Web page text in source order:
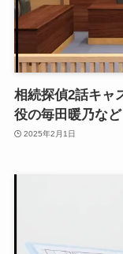
相続探偵2話キャ
役の毎田暖乃など
2025年2月1日